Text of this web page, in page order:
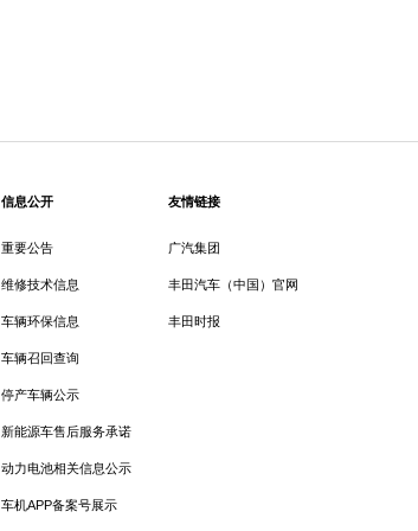
信息公开
重要公告
维修技术信息
车辆环保信息
车辆召回查询
停产车辆公示
新能源车售后服务承诺
动力电池相关信息公示
车机APP备案号展示
友情链接
广汽集团
丰田汽车（中国）官网
丰田时报